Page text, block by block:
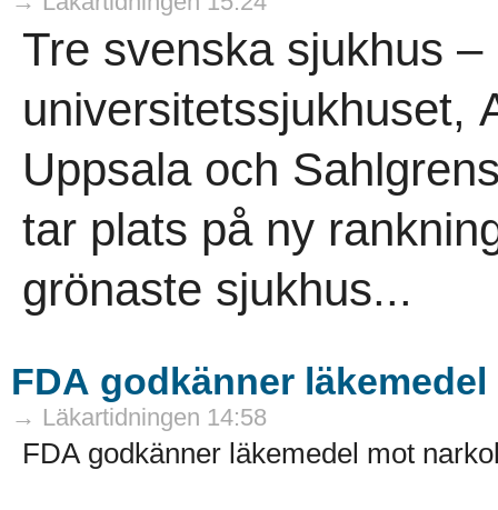
Tre svenska sjukhus –
universitetssjukhuset,
Uppsala och
tar plats på ny
grönaste sjukhus...
FDA godkänner
→ Läkartidningen 14:58
FDA godkänner läkemedel mot